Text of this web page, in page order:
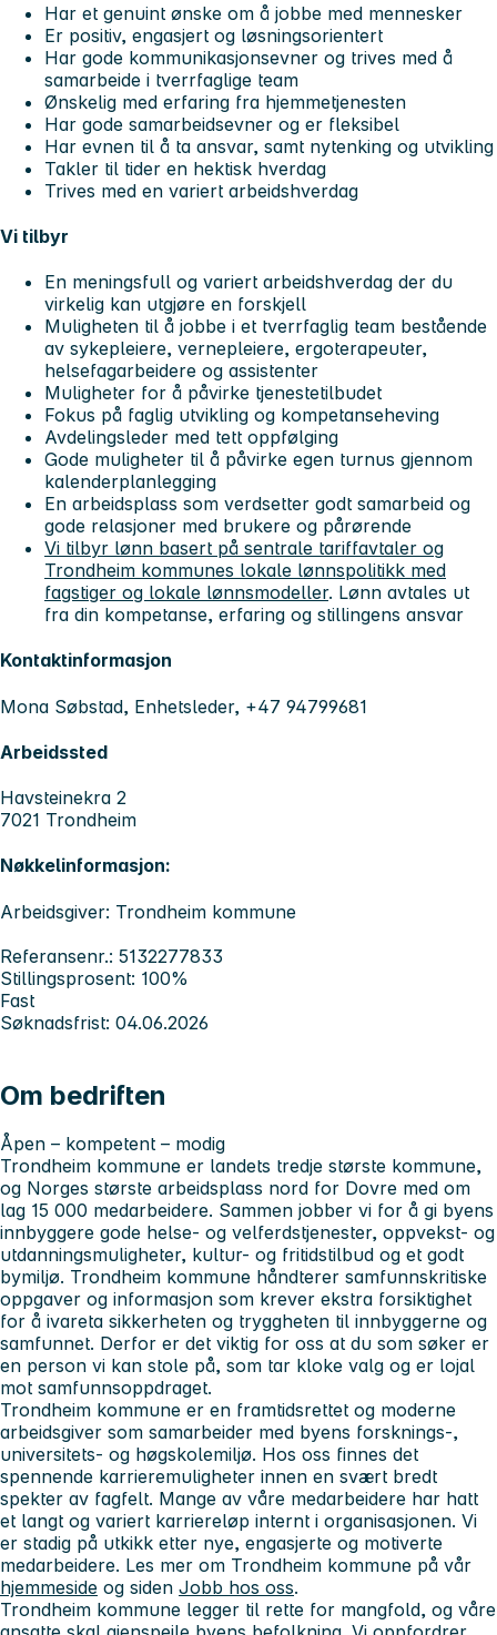
Har et genuint ønske om å jobbe med mennesker
Er positiv, engasjert og løsningsorientert
Har gode kommunikasjonsevner og trives med å
samarbeide i tverrfaglige team
Ønskelig med erfaring fra hjemmetjenesten
Har gode samarbeidsevner og er fleksibel
Har evnen til å ta ansvar, samt nytenking og utvikling
Takler til tider en hektisk hverdag
Trives med en variert arbeidshverdag
Vi tilbyr
En meningsfull og variert arbeidshverdag der du
virkelig kan utgjøre en forskjell
Muligheten til å jobbe i et tverrfaglig team bestående
av sykepleiere, vernepleiere, ergoterapeuter,
helsefagarbeidere og assistenter
Muligheter for å påvirke tjenestetilbudet
Fokus på faglig utvikling og kompetanseheving
Avdelingsleder med tett oppfølging
Gode muligheter til å påvirke egen turnus gjennom
kalenderplanlegging
En arbeidsplass som verdsetter godt samarbeid og
gode relasjoner med brukere og pårørende
Vi tilbyr lønn basert på sentrale tariffavtaler og
Trondheim kommunes lokale lønnspolitikk med
fagstiger og lokale lønnsmodeller. Lønn avtales ut
fra din kompetanse, erfaring og stillingens ansvar
Kontaktinformasjon
Mona Søbstad, Enhetsleder, +47 94799681
Arbeidssted
Havsteinekra 2
7021 Trondheim
Nøkkelinformasjon:
Arbeidsgiver: Trondheim kommune
Referansenr.: 5132277833
Stillingsprosent: 100%
Fast
Søknadsfrist: 04.06.2026
Om bedriften
Åpen – kompetent – modig
Trondheim kommune er landets tredje største kommune,
og Norges største arbeidsplass nord for Dovre med om
lag 15 000 medarbeidere. Sammen jobber vi for å gi byens
innbyggere gode helse- og velferdstjenester, oppvekst- og
utdanningsmuligheter, kultur- og fritidstilbud og et godt
bymiljø. Trondheim kommune håndterer samfunnskritiske
oppgaver og informasjon som krever ekstra forsiktighet
for å ivareta sikkerheten og tryggheten til innbyggerne og
samfunnet. Derfor er det viktig for oss at du som søker er
en person vi kan stole på, som tar kloke valg og er lojal
mot samfunnsoppdraget.
Trondheim kommune er en framtidsrettet og moderne
arbeidsgiver som samarbeider med byens forsknings-,
universitets- og høgskolemiljø. Hos oss finnes det
spennende karrieremuligheter innen en svært bredt
spekter av fagfelt. Mange av våre medarbeidere har hatt
et langt og variert karriereløp internt i organisasjonen. Vi
er stadig på utkikk etter nye, engasjerte og motiverte
medarbeidere. Les mer om Trondheim kommune på vår
hjemmeside og siden Jobb hos oss.
Trondheim kommune legger til rette for mangfold, og våre